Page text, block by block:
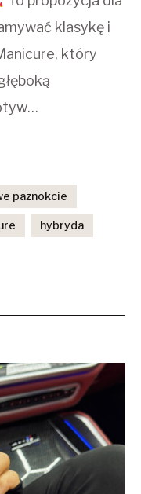
klasykę i
który
paznokcie
hybryda